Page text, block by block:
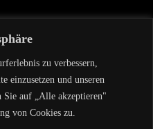
zu verbessern,
einzusetzen und unseren
Sie auf „Alle akzeptieren"
von Cookies zu.